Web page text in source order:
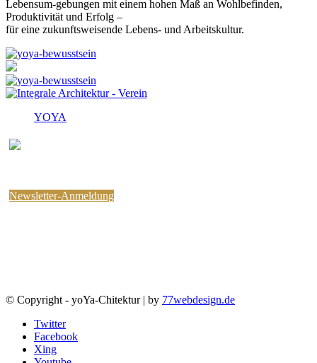
Lebensum-gebungen mit einem hohen Maß an Wohlbefinden,
Produktivität und Erfolg –
für eine zukunftsweisende Lebens- und Arbeitskultur.
YOYA
Newsletter-Anmeldung
© Copyright - yoYa-Chitektur | by 77webdesign.de
Twitter
Facebook
Xing